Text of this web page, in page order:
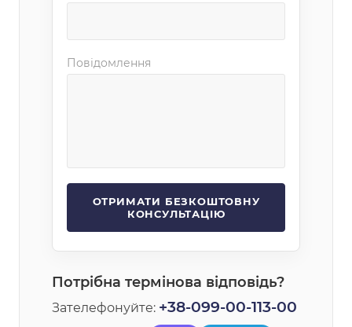
Повідомлення
Потрібна термінова відповідь?
Зателефонуйте: +38-099-00-113-00